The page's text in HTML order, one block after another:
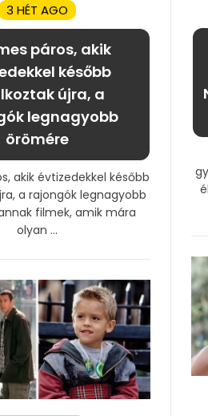
3 HÉT AGO
páros, akik
később
újra, a
legnagyobb
örömére
akik évtizedekkel később
a rajongók legnagyobb
filmek, amik mára
olyan ...